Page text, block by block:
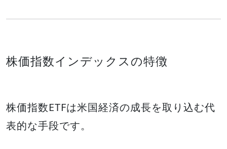
株価指数インデックスの特徴
株価指数ETFは米国経済の成長を取り込む代
表的な手段です。